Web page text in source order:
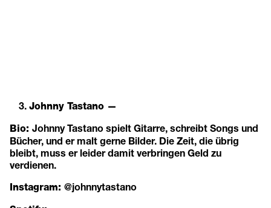
Johnny Tastano —
Bio: Johnny Tastano spielt Gitarre, schreibt Songs und
Bücher, und er malt gerne Bilder. Die Zeit, die übrig
bleibt, muss er leider damit verbringen Geld zu
verdienen.
Instagram: @johnnytastano